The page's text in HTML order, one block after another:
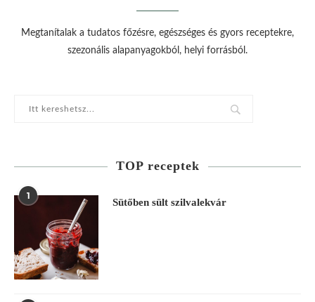
Megtanítalak a tudatos főzésre, egészséges és gyors receptekre,
szezonális alapanyagokból, helyi forrásból.
TOP receptek
1
Sütőben sült szilvalekvár